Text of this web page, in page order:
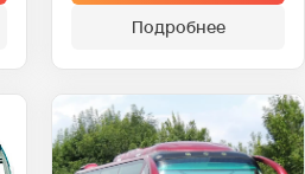
Подробнее